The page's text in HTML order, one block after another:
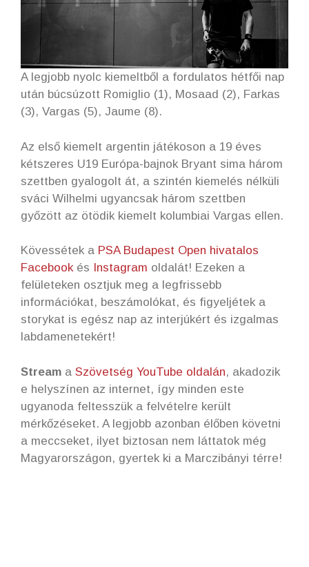
A legjobb nyolc kiemeltből a fordulatos hétfői nap
után búcsúzott Romiglio (1), Mosaad (2), Farkas
(3), Vargas (5), Jaume (8).
Az első kiemelt argentin játékoson a 19 éves
kétszeres U19 Európa-bajnok Bryant sima három
szettben gyalogolt át, a szintén kiemelés nélküli
sváci Wilhelmi ugyancsak három szettben
győzött az ötödik kiemelt kolumbiai Vargas ellen.
Kövessétek a PSA Budapest Open hivatalos
Facebookés Instagram oldalát! Ezeken a
felületeken osztjuk meg a legfrissebb
információkat, beszámolókat, és figyeljétek a
storykat is egész nap az interjúkért és izgalmas
labdamenetekért!
Stream a Szövetség YouTube oldalán, akadozik
e helyszínen az internet, így minden este
ugyanoda feltesszük a felvételre került
mérkőzéseket. A legjobb azonban élőben követni
a meccseket, ilyet biztosan nem láttatok még
Magyarországon, gyertek ki a Marczibányi térre!